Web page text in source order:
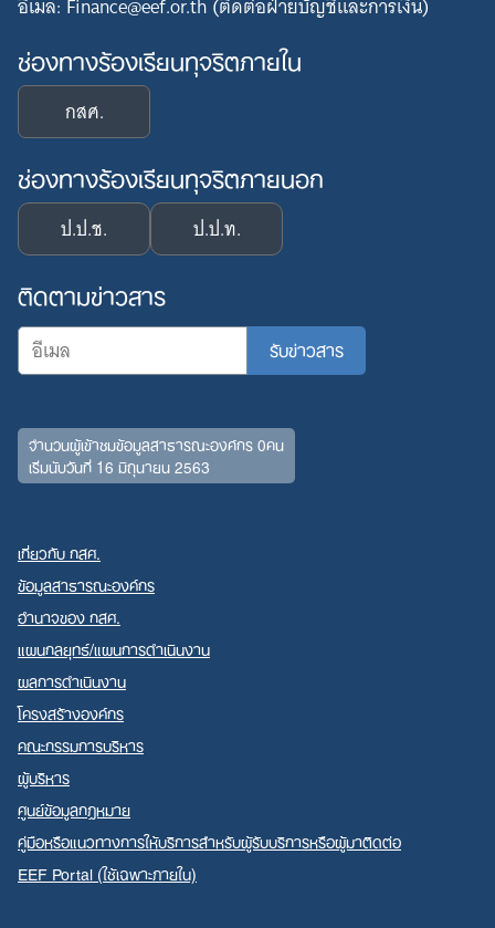
Search
for:
ช่องทางร้องเรียนทุจริตภายใน
กสศ.
ช่องทางร้องเรียนทุจริตภายนอก
ป.ป.ช. ป.ป.ท.
ติดตามข่าวสาร
จำนวนผู้เข้าชมข้อมูลสาธารณะองค์กร 0คน
เริ่มนับวันที่ 16 มิถุนายน 2563
เกี่ยวกับ กสศ.
ข้อมูลสาธารณะองค์กร
อำนาจของ กสศ.
แผนกลยุทธ์/แผนการดำเนินงาน
ผลการดำเนินงาน
โครงสร้างองค์กร
คณะกรรมการบริหาร
ผู้บริหาร
ศูนย์ข้อมูลกฎหมาย
คู่มือหรือแนวทางการให้บริการสำหรับผู้รับบริการหรือผู้มาติดต่อ
EEF Portal (ใช้เฉพาะภายใน)